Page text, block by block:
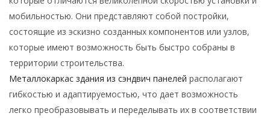
мобильностью. Они представляют собой постройки,
состоящие из эскизно созданных компонентов или узлов,
которые имеют возможность быть быстро собраны в
территории строительства.
Металлокаркас здания из сэндвич панелей располагают
гибкостью и адаптируемостью, что дает возможность
легко преобразовывать и переделывать их в соответствии